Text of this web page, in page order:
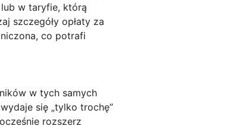
w taryfie, którą
szczegóły opłaty za
co potrafi
w tych samych
się „tylko trochę”
rozszerz